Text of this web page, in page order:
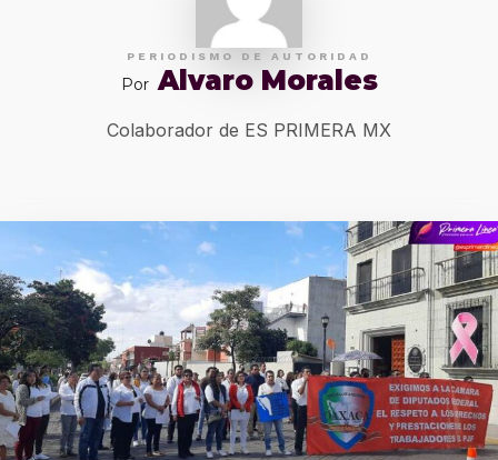
PERIODISMO DE AUTORIDAD
Por Alvaro Morales
Colaborador de ES PRIMERA MX